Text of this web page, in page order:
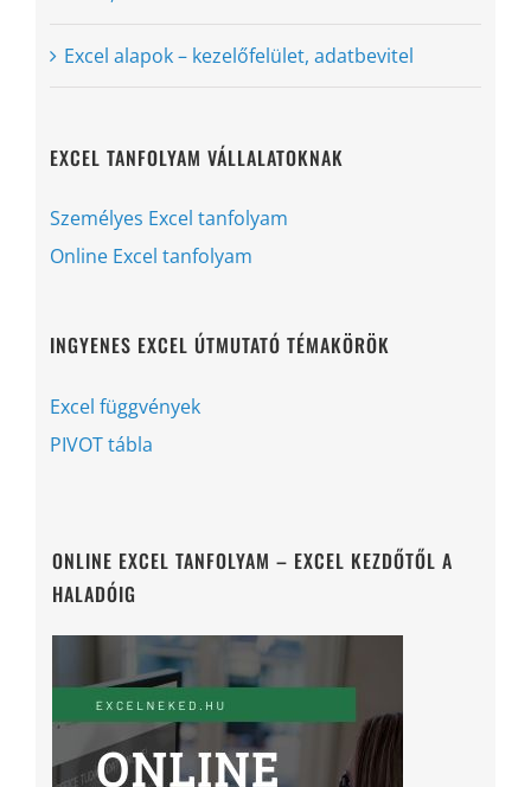
Excel alapok – kezelőfelület, adatbevitel
EXCEL TANFOLYAM VÁLLALATOKNAK
Személyes Excel tanfolyam
Online Excel tanfolyam
INGYENES EXCEL ÚTMUTATÓ TÉMAKÖRÖK
Excel függvények
PIVOT tábla
ONLINE EXCEL TANFOLYAM – EXCEL KEZDŐTŐL A
HALADÓIG